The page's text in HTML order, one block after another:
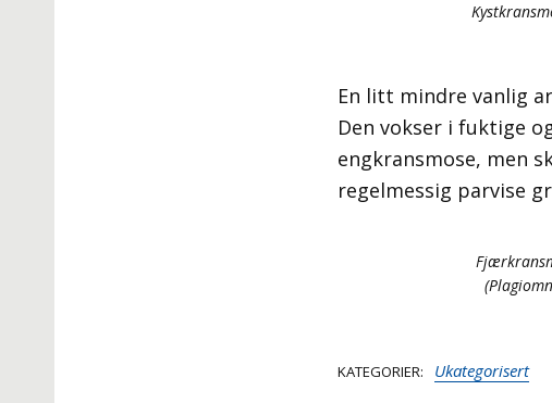
En litt mindre vanlig
Den vokser i fuktige
engkransmose, men
regelmessig parvise
KATEGORIER Ukategorisert